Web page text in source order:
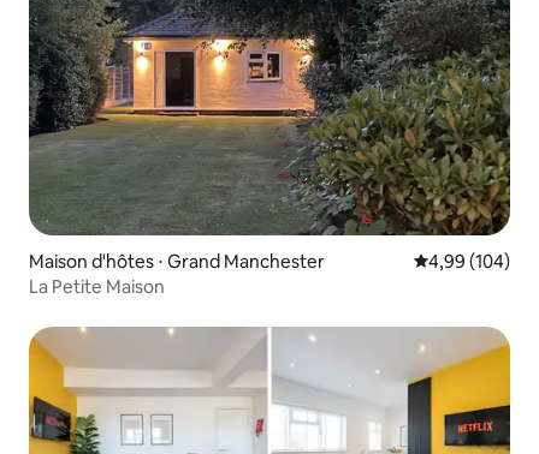
Maison d'hôtes ⋅ Grand Manchester Évaluation
4,99 (104)
La Petite Maison